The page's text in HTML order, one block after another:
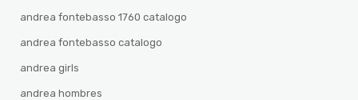
andrea fontebasso 1760 catalogo
andrea fontebasso catalogo
andrea girls
andrea hombres